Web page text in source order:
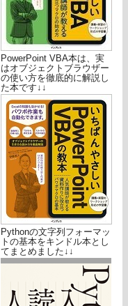
PowerPoint VBA本は、実
はオブジェクトブラウザー
の使い方を徹底的に解説し
た本です↓↓
Pythonの文字列フォーマッ
トの基本をキンドル本とし
てまとめました↓↓